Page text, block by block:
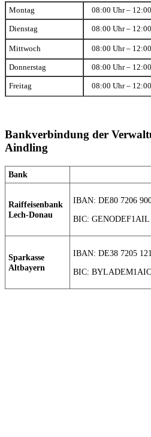
Montag 08:00 Uhr –
Dienstag 08:00 Uhr –
Mittwoch 08:00 Uhr –
Donnerstag 08:00 Uhr –
Freitag 08:00 Uhr –
Bankverbindung der
Aindling
Bank
Raiffeisenbank
Lech-Donau
IBAN: DE80 7206
BIC: GENODEF1AIL
Sparkasse
Altbayern
IBAN: DE38 7205
BIC: BYLADEM1AIC